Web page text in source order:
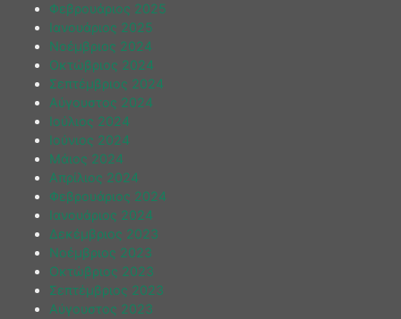
Φεβρουάριος 2025
Ιανουάριος 2025
Νοέμβριος 2024
Οκτώβριος 2024
Σεπτέμβριος 2024
Αύγουστος 2024
Ιούλιος 2024
Ιούνιος 2024
Μάιος 2024
Απρίλιος 2024
Φεβρουάριος 2024
Ιανουάριος 2024
Δεκέμβριος 2023
Νοέμβριος 2023
Οκτώβριος 2023
Σεπτέμβριος 2023
Αύγουστος 2023